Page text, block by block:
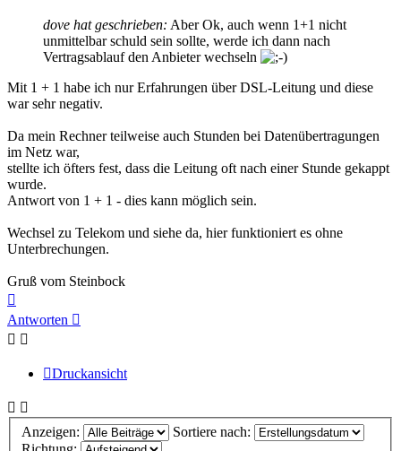
dove hat geschrieben: Aber Ok, auch wenn 1+1 nicht
unmittelbar schuld sein sollte, werde ich dann nach
Vertragsablauf den Anbieter wechseln
Mit 1 + 1 habe ich nur Erfahrungen über DSL-Leitung und diese
war sehr negativ.
Da mein Rechner teilweise auch Stunden bei Datenübertragungen
im Netz war,
stellte ich öfters fest, dass die Leitung oft nach einer Stunde gekappt
wurde.
Antwort von 1 + 1 - dies kann möglich sein.
Wechsel zu Telekom und siehe da, hier funktioniert es ohne
Unterbrechungen.
Gruß vom Steinbock
oben
Antworten
Druckansicht
Anzeigen:
Sortiere nach: